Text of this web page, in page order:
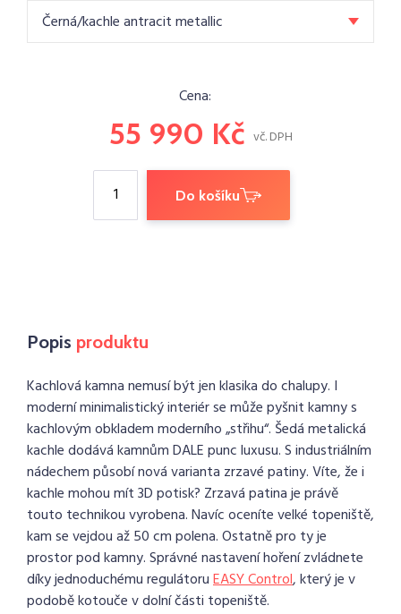
Černá/kachle antracit metallic
Cena:
55 990 Kč vč. DPH
Do košíku
Popis produktu
Kachlová kamna nemusí být jen klasika do chalupy. I
moderní minimalistický interiér se může pyšnit kamny s
kachlovým obkladem moderního „střihu“. Šedá metalická
kachle dodává kamnům DALE punc luxusu. S industriálním
nádechem působí nová varianta zrzavé patiny. Víte, že i
kachle mohou mít 3D potisk? Zrzavá patina je právě
touto technikou vyrobena. Navíc oceníte velké topeniště,
kam se vejdou až 50 cm polena. Ostatně pro ty je
prostor pod kamny. Správné nastavení hoření zvládnete
díky jednoduchému regulátoruEASY Control, který je v
podobě kotouče v dolní části topeniště.